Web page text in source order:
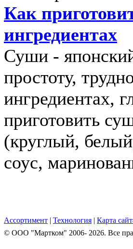
Как
ингредиентах
Суши -
простоту,
ингредиентах,
приготовить
(круглый,
соус,
Ассортимент | Технология | Карта
© OOO "Мартком" 2006- 2026. Все